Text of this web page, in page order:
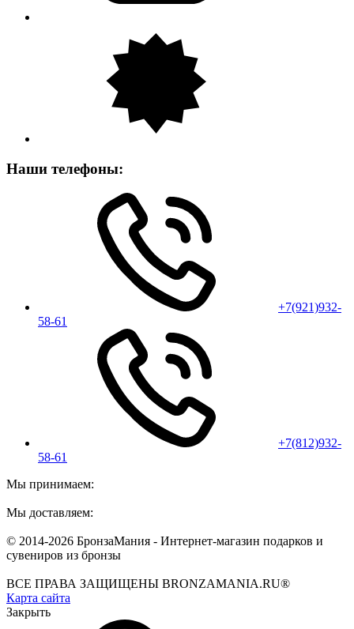
Наши телефоны:
+7(921)932-
58-61
+7(812)932-
58-61
Мы принимаем:
Мы доставляем:
© 2014-2026 БронзаМания - Интернет-магазин подарков и
сувениров из бронзы
ВСЕ ПРАВА ЗАЩИЩЕНЫ BRONZAMANIA.RU®
Карта сайта
Закрыть